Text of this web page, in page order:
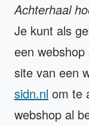
Achterhaal
Je kunt als
een
site van een
sidn.nl om te
webshop al